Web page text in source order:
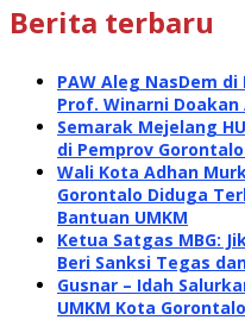
Berita terbaru
PAW Aleg NasDem
Prof. Winarni Doakan
Semarak Mejelang
di Pemprov
Wali Kota Adhan
Gorontalo Diduga
Bantuan UMKM
Ketua Satgas MBG:
Beri Sanksi Tegas
Gusnar – Idah
UMKM Kota Gorontalo